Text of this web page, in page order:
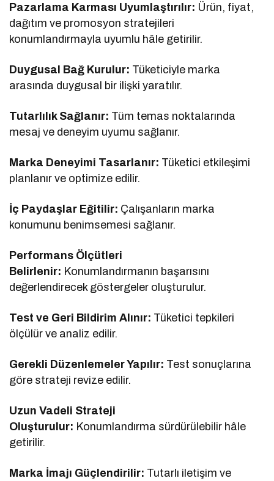
Pazarlama Karması Uyumlaştırılır: Ürün, fiyat,
dağıtım ve promosyon stratejileri
konumlandırmayla uyumlu hâle getirilir.
Duygusal Bağ Kurulur: Tüketiciyle marka
arasında duygusal bir ilişki yaratılır.
Tutarlılık Sağlanır: Tüm temas noktalarında
mesaj ve deneyim uyumu sağlanır.
Marka Deneyimi Tasarlanır: Tüketici etkileşimi
planlanır ve optimize edilir.
İç Paydaşlar Eğitilir: Çalışanların marka
konumunu benimsemesi sağlanır.
Performans Ölçütleri
Belirlenir: Konumlandırmanın başarısını
değerlendirecek göstergeler oluşturulur.
Test ve Geri Bildirim Alınır: Tüketici tepkileri
ölçülür ve analiz edilir.
Gerekli Düzenlemeler Yapılır: Test sonuçlarına
göre strateji revize edilir.
Uzun Vadeli Strateji
Oluşturulur: Konumlandırma sürdürülebilir hâle
getirilir.
Marka İmajı Güçlendirilir: Tutarlı iletişim ve